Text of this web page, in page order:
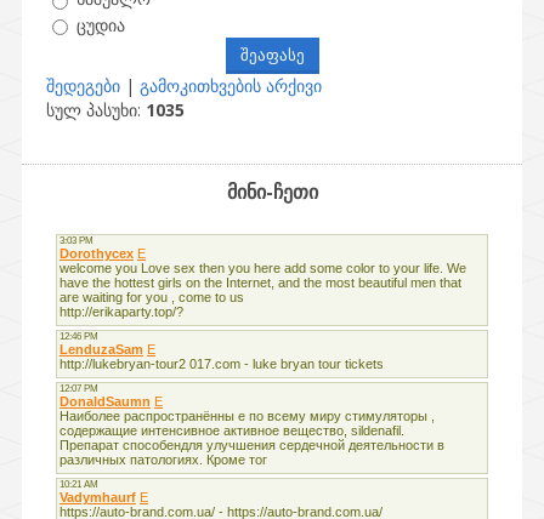
ცუდია
შედეგები | გამოკითხვების არქივი
სულ პასუხი: 1035
მინი-ჩეთი